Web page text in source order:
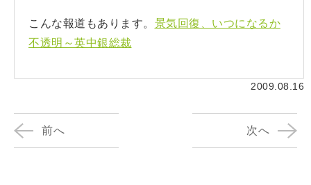
こんな報道もあります。 景気回復、いつになるか
不透明～英中銀総裁
2009.08.16
前へ 次へ